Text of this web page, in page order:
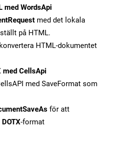
med WordsApi
med det lokala
på HTML.
HTML-dokumentet
med CellsApi
med SaveFormat som
för att
DOTX-format